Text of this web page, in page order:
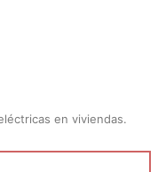
en viviendas.